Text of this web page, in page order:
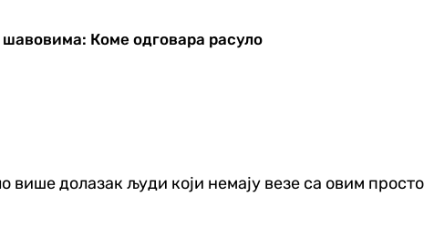
Коме одговара расуло
долазак људи који немају везе са овим